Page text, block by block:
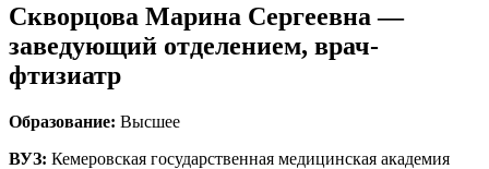
Скворцова Марина Сергеевна —
заведующий отделением, врач-
фтизиатр
Образование: Высшее
ВУЗ: Кемеровская государственная медицинская академия